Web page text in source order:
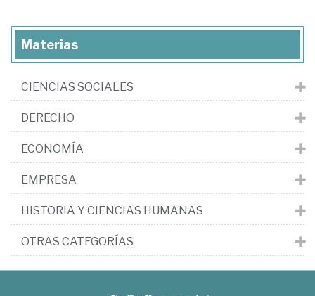
Materias
CIENCIAS SOCIALES
DERECHO
ECONOMÍA
EMPRESA
HISTORIA Y CIENCIAS HUMANAS
OTRAS CATEGORÍAS